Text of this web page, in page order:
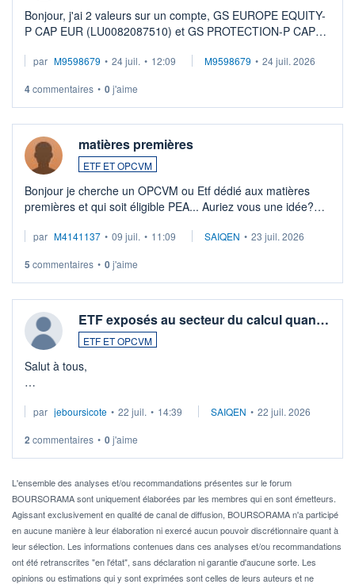
Bonjour, j'ai 2 valeurs sur un compte, GS EUROPE EQUITY-
P CAP EUR (LU0082087510) et GS PROTECTION-P CAP
veux procéder à la vente, on me signale ...
par M9598679 • 24 juil. • 12:09 M9598679 • 24 juil. 2026
4commentaires • 0j'aime
matières premières
ETF ET OPCVM
Bonjour je cherche un OPCVM ou Etf dédié aux matières
premières et qui soit éligible PEA... Auriez vous une idée?
par M4141137 • 09 juil. • 11:09 SAIQEN • 23 juil. 2026
5 commentaires • 0j'aime
ETF exposés au secteur du calcul quan…
ETF ET OPCVM
Salut à tous,
via un ETF plutôt que des actions individuelles.
Idéalement, je voudrais qu'il soit éligible au PEA.
Pour l' ...
par jeboursicote • 22 juil. • 14:39 SAIQEN • 22 juil. 2026
2 commentaires • 0j'aime
L'ensemble des analyses et/ou recommandations présentes sur le forum
BOURSORAMA sont uniquement élaborées par les membres qui en sont émetteurs.
Agissant exclusivement en qualité de canal de diffusion, BOURSORAMA n'a participé
en aucune manière à leur élaboration ni exercé aucun pouvoir discrétionnaire quant à
leur sélection. Les informations contenues dans ces analyses et/ou recommandations
ont été retranscrites "en l'état", sans déclaration ni garantie d'aucune sorte. Les
opinions ou estimations qui y sont exprimées sont celles de leurs auteurs et ne